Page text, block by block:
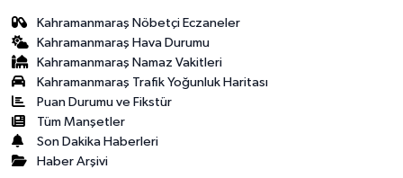
Kahramanmaraş Nöbetçi Eczaneler
Kahramanmaraş Hava Durumu
Kahramanmaraş Namaz Vakitleri
Kahramanmaraş Trafik Yoğunluk Haritası
Puan Durumu ve Fikstür
Tüm Manşetler
Son Dakika Haberleri
Haber Arşivi